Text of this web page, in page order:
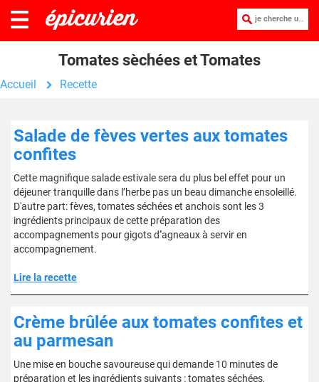
je cherche une recette :
Tomates sèchées et Tomates
Accueil Recette
Salade de fèves vertes aux tomates
confites
Cette magnifique salade estivale sera du plus bel effet pour un
déjeuner tranquille dans l’herbe pas un beau dimanche ensoleillé.
D'autre part: fèves, tomates séchées et anchois sont les 3
ingrédients principaux de cette préparation des
accompagnements pour gigots d''agneaux à servir en
accompagnement.
Lire la recette
Crème brûlée aux tomates confites et
au parmesan
Une mise en bouche savoureuse qui demande 10 minutes de
préparation et les ingrédients suivants : tomates séchées,